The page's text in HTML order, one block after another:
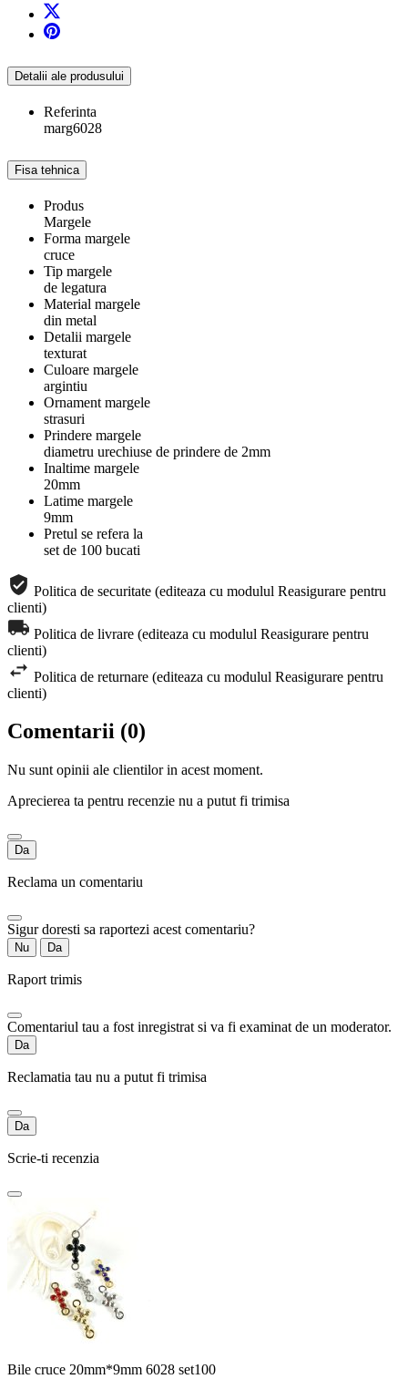
Detalii ale produsului
Referinta
marg6028
Fisa tehnica
Produs
Margele
Forma margele
cruce
Tip margele
de legatura
Material margele
din metal
Detalii margele
texturat
Culoare margele
argintiu
Ornament margele
strasuri
Prindere margele
diametru urechiuse de prindere de 2mm
Inaltime margele
20mm
Latime margele
9mm
Pretul se refera la
set de 100 bucati
Politica de securitate (editeaza cu modulul Reasigurare pentru
clienti)
Politica de livrare (editeaza cu modulul Reasigurare pentru
clienti)
Politica de returnare (editeaza cu modulul Reasigurare pentru
clienti)
Comentarii (0)
Nu sunt opinii ale clientilor in acest moment.
Aprecierea ta pentru recenzie nu a putut fi trimisa
Da
Reclama un comentariu
Sigur doresti sa raportezi acest comentariu?
Nu Da
Raport trimis
Comentariul tau a fost inregistrat si va fi examinat de un moderator.
Da
Reclamatia tau nu a putut fi trimisa
Da
Scrie-ti recenzia
Bile cruce 20mm*9mm 6028 set100